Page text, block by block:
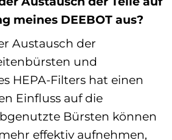
meines DEEBOT aus?
Austausch der
und
HEPA-Filters hat einen
Einfluss auf die
Bürsten können
effektiv aufnehmen,